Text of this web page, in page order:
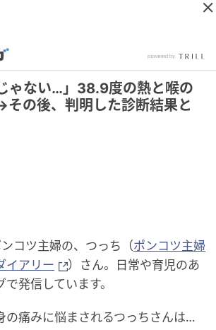
ゃない…」38.9度の熱と喉の
の後、判明した診断結果と
コツ主婦の、つっち（ポンコツ主婦
イアリー
）さん。日常や育児のあ
発信しています。
の痛みに悩まされるつっちさんは…